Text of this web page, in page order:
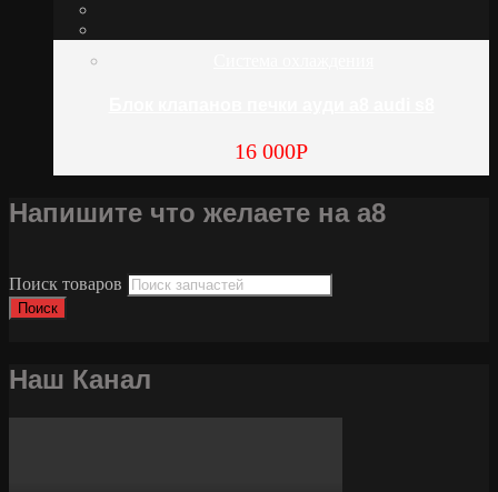
16 000Р
Напишите что желаете на а8
Поиск товаров
Поиск
Наш Канал